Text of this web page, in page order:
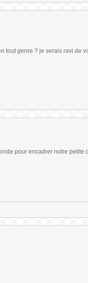
tout genre ? je serais ravi de
pour encadrer notre